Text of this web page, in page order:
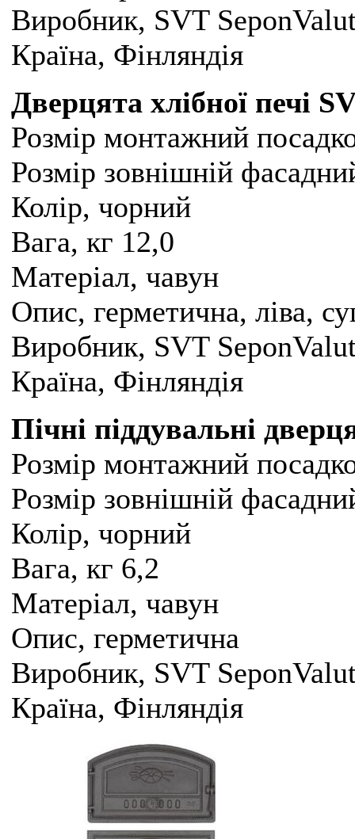
Виробник, SVT
Країна, Фінляндія
Дверцята хлібної печі
Розмір монтажний
Розмір зовнішній
Колір, чорний
Вага, кг 12,0
Матеріал, чавун
Опис, герметична, ліва,
Виробник, SVT
Країна, Фінляндія
Пічні піддувальні
Розмір монтажний
Розмір зовнішній
Колір, чорний
Вага, кг 6,2
Матеріал, чавун
Опис, герметична
Виробник, SVT
Країна, Фінляндія